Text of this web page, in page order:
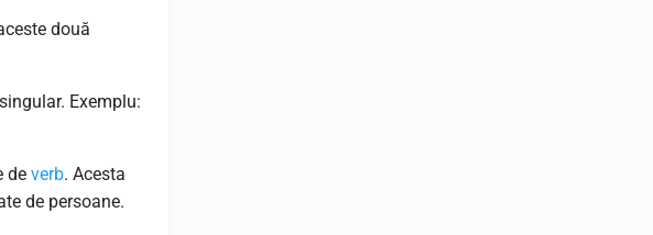
două
Exemplu:
de verb. Acesta
de persoane.